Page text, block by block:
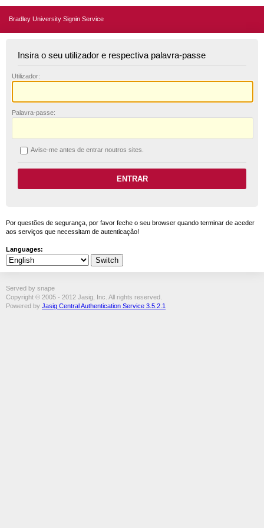
Bradley University Signin Service
Insira o seu utilizador e respectiva palavra-passe
Utilizador:
Palavra-passe:
Avise-me antes de entrar noutros sites.
Por questões de segurança, por favor feche o seu browser quando terminar de aceder
aos serviços que necessitam de autenticação!
Languages:
Served by snape
Copyright © 2005 - 2012 Jasig, Inc. All rights reserved.
Powered by Jasig Central Authentication Service 3.5.2.1